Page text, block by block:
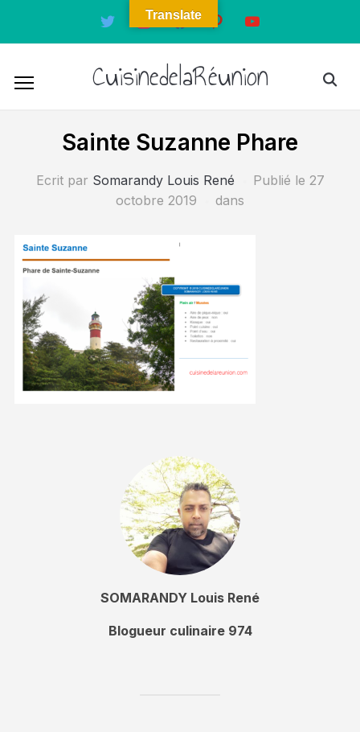
twitter instagramfacebookpinterestyoutube
CuisinedelaRéunion
Sainte Suzanne Phare
Ecrit par Somarandy Louis René Publié le 27
octobre 2019
dans
SOMARANDY Louis René
Blogueur culinaire 974
Translate